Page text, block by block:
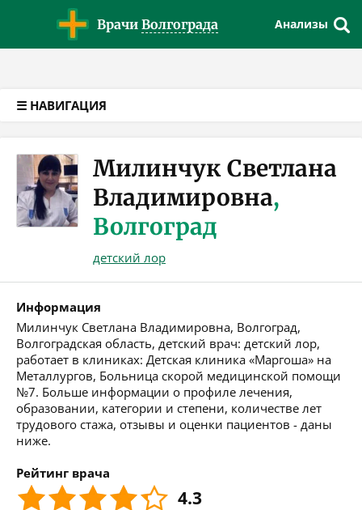
Врачи Волгограда Анализы
☰ НАВИГАЦИЯ
Милинчук Светлана
Владимировна,
Волгоград
детский лор
Информация
Милинчук Светлана Владимировна, Волгоград,
Волгоградская область, детский врач: детский лор,
работает в клиниках: Детская клиника «Маргоша» на
Металлургов, Больница скорой медицинской помощи
№7. Больше информации о профиле лечения,
образовании, категории и степени, количестве лет
трудового стажа, отзывы и оценки пациентов - даны
ниже.
Рейтинг врача
4.3